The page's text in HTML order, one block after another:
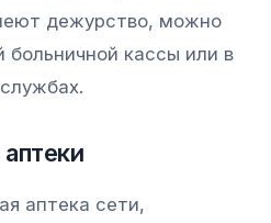
дежурство, можно
больничной кассы или в
аптека сети,